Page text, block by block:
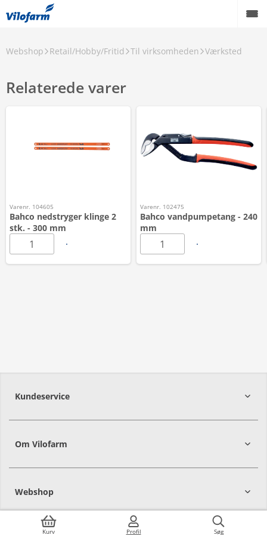
Kurv Profil Søg
Webshop Retail/Hobby/Fritid Til virksomheden Værksted
Relaterede varer
Varenr. 104605
Bahco nedstryger klinge 2
stk. - 300 mm
Varenr. 102475
Bahco vandpumpetang - 240
mm
Kundeservice
Om Vilofarm
Webshop